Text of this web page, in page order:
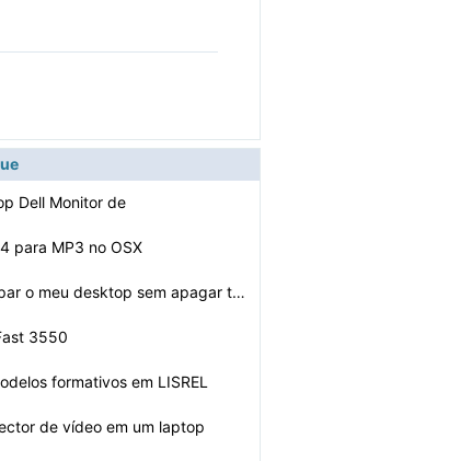
Dell Monitor de
para MP3 no OSX
Como faço para limpar o meu desktop sem apagar tudo
3550
formativos em LISREL
de vídeo em um laptop